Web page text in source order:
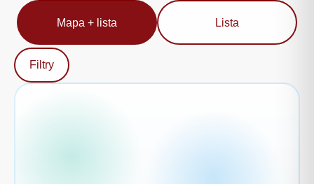
Mapa + lista Lista
Filtry